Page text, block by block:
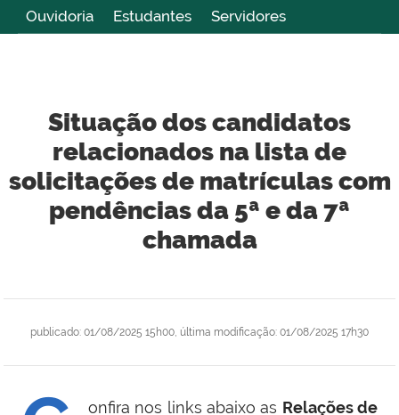
Ouvidoria
Estudantes Servidores
Situação dos candidatos
relacionados na lista de
solicitações de matrículas com
pendências da 5ª e da 7ª
chamada
publicado: 01/08/2025 15h00 última modificação: 01/08/2025 17h30
onfira nos links abaixo as Relações de